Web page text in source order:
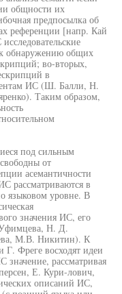
общности их
предпосылка об
референции [напр. Кай
обнаружению общих
во-вторых,
в
ИС (Ш. Балли, Н.
Таким образом,
под сильным
от
асемантичности
рассматриваются в
языковом уровне. В
значения ИС, его
Н. Д.
М.В. Никитин). К
Г. Фреге восходят идеи
значение, рассматривая
Е. Кури-лович,
описаний ИС,